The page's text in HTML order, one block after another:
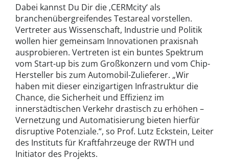
Dabei kannst Du Dir die ‚CERMcity‘ als
branchenübergreifendes Testareal vorstellen.
Vertreter aus Wissenschaft, Industrie und Politik
wollen hier gemeinsam Innovationen praxisnah
ausprobieren. Vertreten ist ein buntes Spektrum
vom Start-up bis zum Großkonzern und vom Chip-
Hersteller bis zum Automobil-Zulieferer. „Wir
haben mit dieser einzigartigen Infrastruktur die
Chance, die Sicherheit und Effizienz im
innerstädtischen Verkehr drastisch zu erhöhen –
Vernetzung und Automatisierung bieten hierfür
disruptive Potenziale.“, so Prof. Lutz Eckstein, Leiter
des Instituts für Kraftfahrzeuge der RWTH und
Initiator des Projekts.